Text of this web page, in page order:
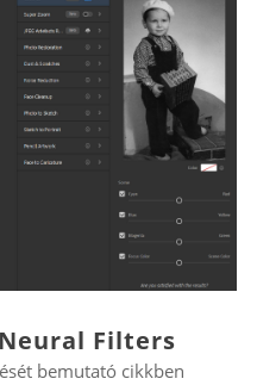
Filters
bemutató cikkben